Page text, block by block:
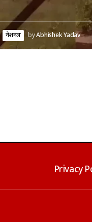
नेशनल byAbhishek Yadav
Privacy